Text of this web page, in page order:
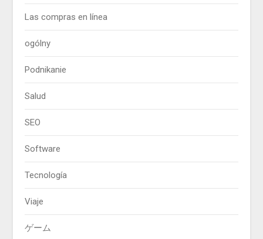
Las compras en línea
ogólny
Podnikanie
Salud
SEO
Software
Tecnología
Viaje
ゲーム